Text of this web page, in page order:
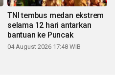
TNI tembus medan ekstrem
selama 12 hari antarkan
bantuan ke Puncak
04 August 2026 17:48 WIB